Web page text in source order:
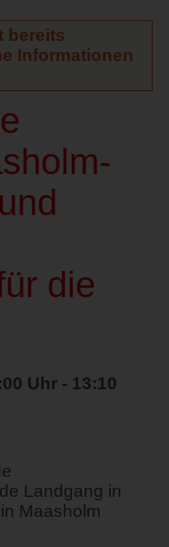
bereits
Informationen
die
Uhr - 13:10
Landgang in
Maasholm